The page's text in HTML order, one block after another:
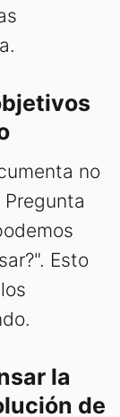
no
Esto
la
de